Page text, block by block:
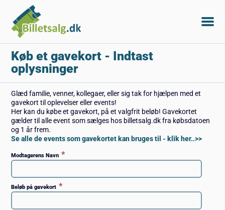
Køb et gavekort - Indtast
oplysninger
Glæd familie, venner, kollegaer, eller sig tak for hjælpen med et
gavekort til oplevelser eller events!
Her kan du købe et gavekort, på et valgfrit beløb! Gavekortet
gælder til alle event som sælges hos billetsalg.dk fra købsdatoen
og 1 år frem.
Se alle de events som gavekortet kan bruges til - klik her..>>
Modtagerens Navn *
Beløb på gavekort *